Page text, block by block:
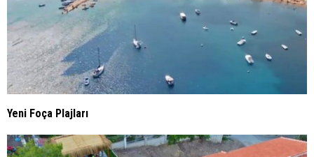
Yeni Foça Plajları